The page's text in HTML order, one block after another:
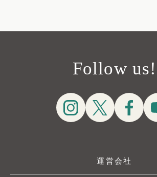
Follow us!
運営会社